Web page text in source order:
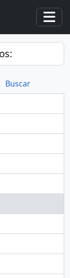
Buscar